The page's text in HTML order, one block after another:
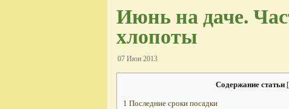
Июнь на даче.
хлопоты
07 Июн 2013
Содержание статьи [
1 Последние сроки посадки